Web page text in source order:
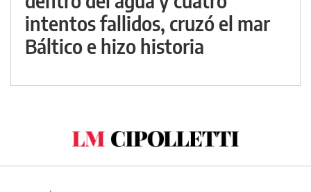
intentos fallidos, cruzó el mar
Báltico e hizo historia